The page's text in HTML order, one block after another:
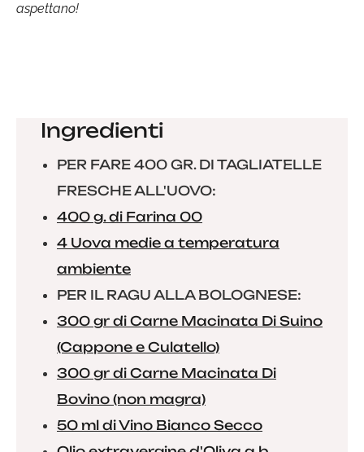
aspettano!
Ingredienti
PER FARE 400 GR. DI TAGLIATELLE
FRESCHE ALL'UOVO:
400 g. di Farina 00
4 Uova medie a temperatura
ambiente
PER IL RAGU ALLA BOLOGNESE:
300 gr di Carne Macinata Di Suino
(Cappone e Culatello)
300 gr di Carne Macinata Di
Bovino (non magra)
50 ml di Vino Bianco Secco